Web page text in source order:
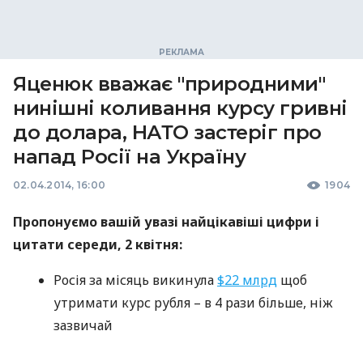
Яценюк вважає "природними"
нинішні коливання курсу гривні
до долара, НАТО застеріг про
напад Росії на Україну
02.04.2014, 16:00 1904
Пропонуємо вашій увазі найцікавіші цифри і
цитати середи, 2 квітня:
Росія за місяць викинула$22 млрд щоб
утримати курс рубля – в 4 рази більше, ніж
зазвичай